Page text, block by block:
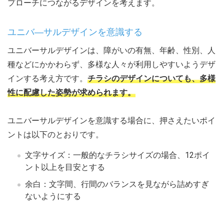
プローチにつながるデザインを考えます。
ユニバ―サルデザインを意識する
ユニバーサルデザインは、障がいの有無、年齢、性別、人
種などにかかわらず、多様な人々が利用しやすいようデザ
インする考え方です。 チラシのデザインについても、多様
性に配慮した姿勢が求められます。
ユニバーサルデザインを意識する場合に、押さえたいポイ
ントは以下のとおりです。
文字サイズ：一般的なチラシサイズの場合、12ポイ
ント以上を目安とする
余白：文字間、行間のバランスを見ながら詰めすぎ
ないようにする